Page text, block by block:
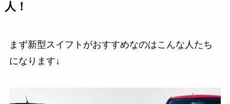
人！
まず新型スイフトがおすすめなのはこんな人たち
になります↓